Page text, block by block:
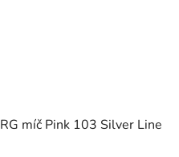
RG míč Pink 103 Silver Line